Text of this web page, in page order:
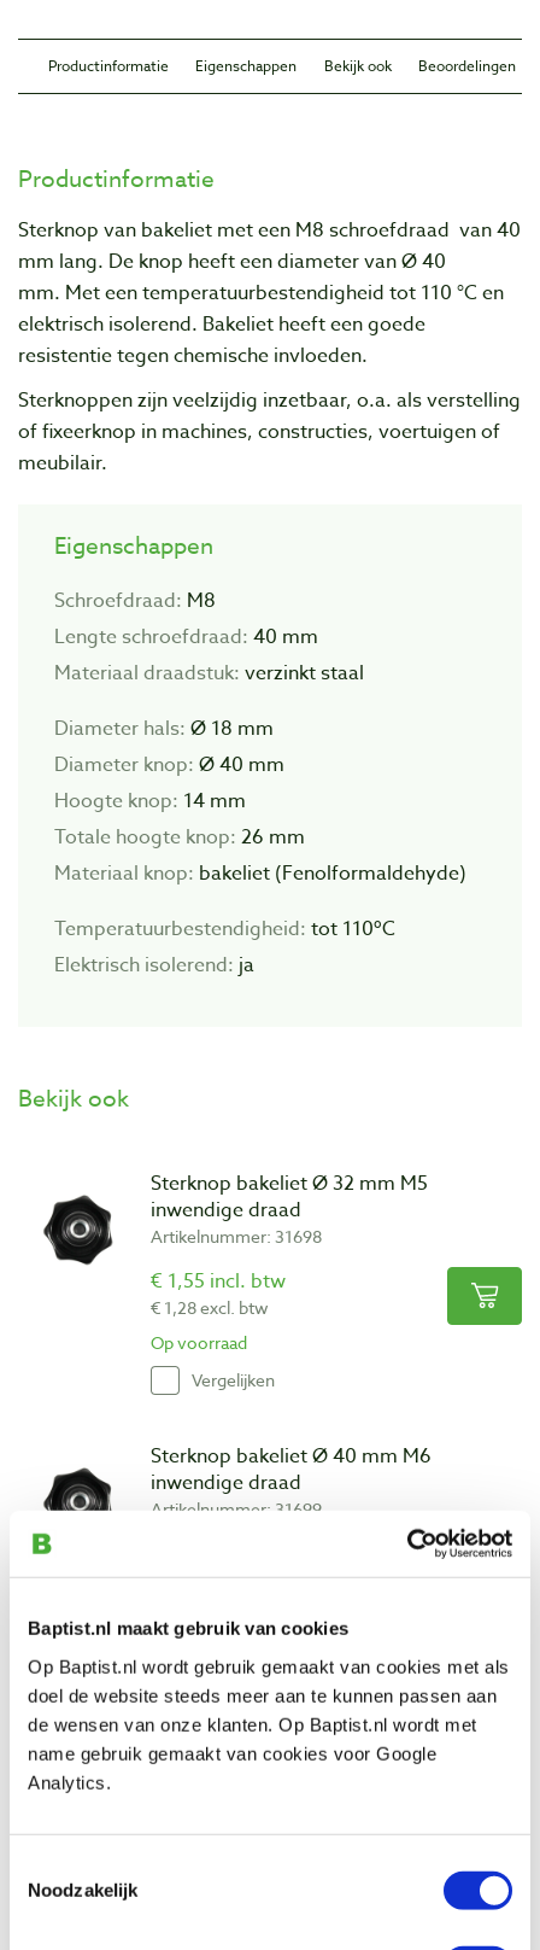
Baptist.nl maakt gebruik van cookies
Op Baptist.nl wordt gebruik gemaakt van cookies met als
doel de website steeds meer aan te kunnen passen aan
de wensen van onze klanten. Op Baptist.nl wordt met
name gebruik gemaakt van cookies voor Google
Analytics.
Noodzakelijk
Productinformatie Eigenschappen Bekijk ook Beoordelingen
Productinformatie
Sterknop van bakeliet met een M8 schroefdraad van 40
mm lang. De knop heeft een diameter van Ø 40
mm. Met een temperatuurbestendigheid tot 110 °C en
elektrisch isolerend. Bakeliet heeft een goede
resistentie tegen chemische invloeden.
Sterknoppen zijn veelzijdig inzetbaar, o.a. als verstelling
of fixeerknop in machines, constructies, voertuigen of
meubilair.
Eigenschappen
Schroefdraad: M8
Lengte schroefdraad: 40 mm
Materiaal draadstuk: verzinkt staal
Diameter hals: Ø 18 mm
Diameter knop: Ø 40 mm
Hoogte knop: 14 mm
Totale hoogte knop: 26 mm
Materiaal knop: bakeliet (Fenolformaldehyde)
Temperatuurbestendigheid: tot 110ºC
Elektrisch isolerend: ja
Bekijk ook
Sterknop bakeliet Ø 32 mm M5
inwendige draad
Artikelnummer: 31698
€ 1,55 incl. btw
€ 1,28 excl. btw
Op voorraad
Vergelijken
Sterknop bakeliet Ø 40 mm M6
inwendige draad
Artikelnummer: 31699
€ 1,74 excl. btw
Op voorraad
Sterknop bakeliet Ø 40 mm M8
inwendige draad
€ 2,25 incl. btw